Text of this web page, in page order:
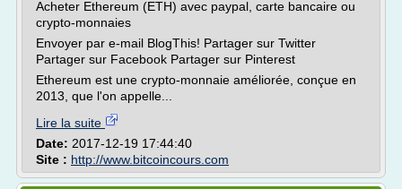
Acheter Ethereum (ETH) avec paypal, carte bancaire ou
crypto-monnaies
Envoyer par e-mail BlogThis! Partager sur Twitter
Partager sur Facebook Partager sur Pinterest
Ethereum est une crypto-monnaie améliorée, conçue en
2013, que l'on appelle...
Lire la suite
Date: 2017-12-19 17:44:40
Site : http://www.bitcoincours.com